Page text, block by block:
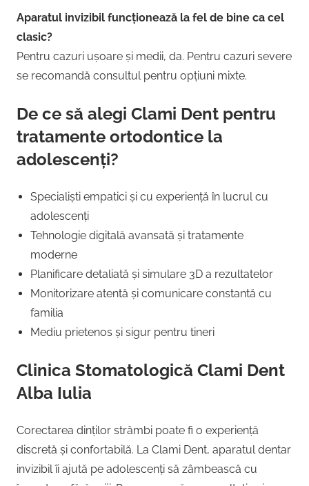
Aparatul invizibil funcționează la fel de bine ca cel
clasic?
Pentru cazuri ușoare și medii, da. Pentru cazuri severe
se recomandă consultul pentru opțiuni mixte.
De ce să alegi Clami Dent pentru
tratamente ortodontice la
adolescenți?
Specialiști empatici și cu experiență în lucrul cu
adolescenți
Tehnologie digitală avansată și tratamente
moderne
Planificare detaliată și simulare 3D a rezultatelor
Monitorizare atentă și comunicare constantă cu
familia
Mediu prietenos și sigur pentru tineri
Clinica Stomatologică Clami Dent
Alba Iulia
Corectarea dinților strâmbi poate fi o experiență
discretă și confortabilă. La Clami Dent, aparatul dentar
invizibil îi ajută pe adolescenți să zâmbească cu